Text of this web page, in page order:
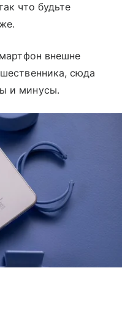
что будьте
внешне
сюда
и минусы.